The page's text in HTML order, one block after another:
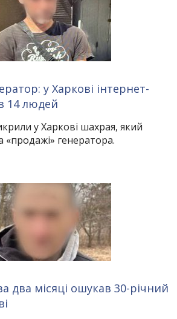
у Харкові інтернет-
14 людей
у Харкові шахрая, який
генератора.
два місяці ошукав 30-річний